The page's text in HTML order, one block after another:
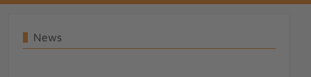
News